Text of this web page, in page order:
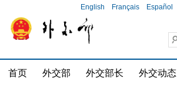
English Français Español
首页 外交部 外交部长 外交动态